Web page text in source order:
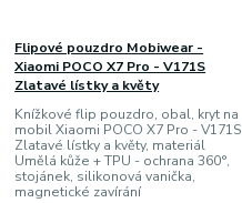
Flipové pouzdro Mobiwear -
Xiaomi POCO X7 Pro - V171S
Zlatavé lístky a květy
Knížkové flip pouzdro, obal, kryt na
mobil Xiaomi POCO X7 Pro - V171S
Zlatavé lístky a květy, materiál
Umělá kůže + TPU - ochrana 360°,
stojánek, silikonová vanička,
magnetické zavírání